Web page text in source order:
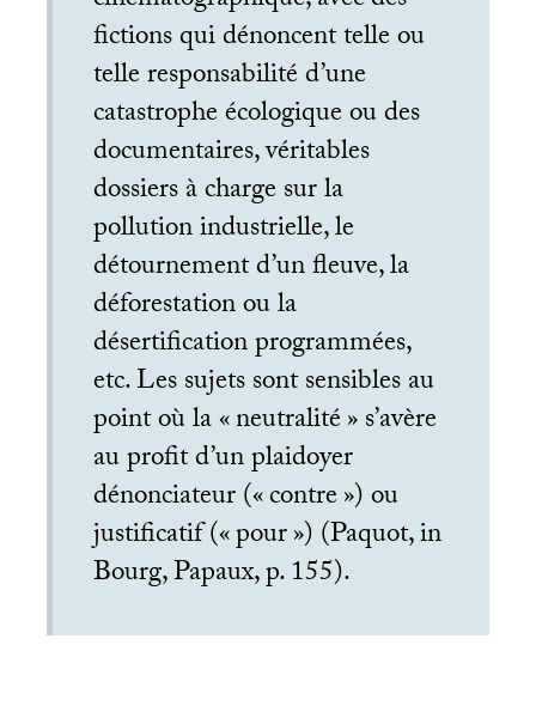
fictions qui dénoncent telle ou
telle responsabilité d’une
catastrophe écologique ou des
documentaires, véritables
dossiers à charge sur la
pollution industrielle, le
détournement d’un fleuve, la
déforestation ou la
désertification programmées,
etc. Les sujets sont sensibles au
point où la «neutralité» s’avère
au profit d’un plaidoyer
dénonciateur («contre») ou
justificatif («pour») (Paquot, in
Bourg, Papaux, p. 155).